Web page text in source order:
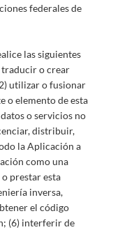
federales de
las siguientes
traducir o crear
utilizar o fusionar
o elemento de esta
o servicios no
distribuir,
la Aplicación a
como una
prestar esta
inversa,
el código
(6) interferir de